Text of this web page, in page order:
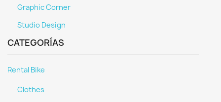
Graphic Corner
Studio Design
CATEGORÍAS
Rental Bike
Clothes